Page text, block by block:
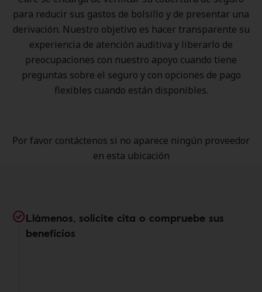
para reducir sus gastos de bolsillo y de presentar una
derivación. Nuestro objetivo es hacer transparente su
experiencia de atención auditiva y liberarlo de
preocupaciones con nuestro apoyo cuando tiene
preguntas sobre el seguro y con opciones de pago
flexibles cuando están disponibles.
Por favor contáctenos si no aparece ningún proveedor
en esta ubicación
Llámenos, solicite cita o compruebe sus
beneficios